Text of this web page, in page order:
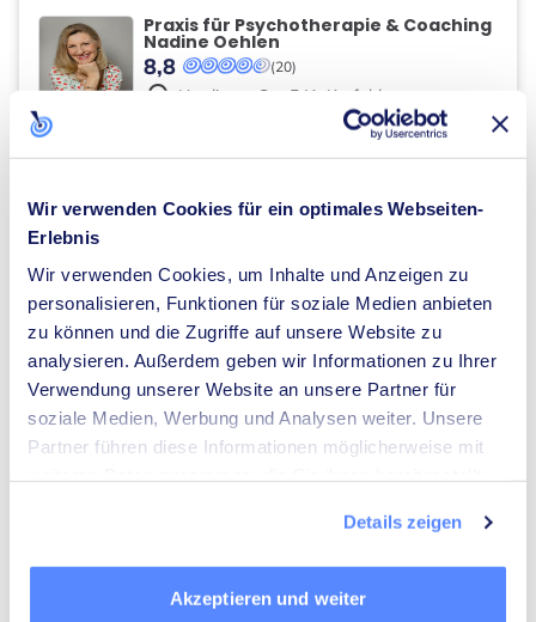
Wir verwenden Cookies für ein optimales Webseiten-
Erlebnis
Wir verwenden Cookies, um Inhalte und Anzeigen zu
personalisieren, Funktionen für soziale Medien anbieten
zu können und die Zugriffe auf unsere Website zu
analysieren. Außerdem geben wir Informationen zu Ihrer
Verwendung unserer Website an unsere Partner für
soziale Medien, Werbung und Analysen weiter. Unsere
Partner führen diese Informationen möglicherweise mit
Details zeigen
Akzeptieren und weiter
Praxis für Psychotherapie & Coaching
Nadine Oehlen
(20)
8,8
Die Top 10 Coaches in Krefeld anzeigen keyboard_arrow_right
place Uerdinger Str. 541 Krefeld
GÄRTNER
Landschaftsbau, Meisterbetrieb
(92)
8,8
Die Top 10 Gärtner in Krefeld anzeigen
place Löhkenweg 4 ,Krefeld
HAUSMEISTERSERVICES
Die Top 10 Hausmeisterservices in Krefeld